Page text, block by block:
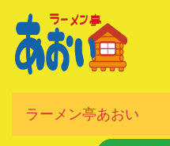
ラーメン亭あおい